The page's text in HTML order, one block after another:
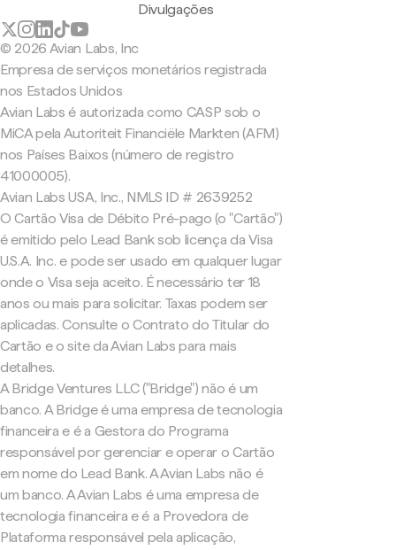
Divulgações
© 2026 Avian Labs, Inc
Empresa de serviços monetários registrada
nos Estados Unidos
Avian Labs é autorizada como CASP sob o
MiCA pela Autoriteit Financiële Markten (AFM)
nos Países Baixos (número de registro
41000005).
Avian Labs USA, Inc., NMLS ID # 2639252
O Cartão Visa de Débito Pré-pago (o "Cartão")
é emitido pelo Lead Bank sob licença da Visa
U.S.A. Inc. e pode ser usado em qualquer lugar
onde o Visa seja aceito. É necessário ter 18
anos ou mais para solicitar. Taxas podem ser
aplicadas. Consulte o Contrato do Titular do
Cartão e o site da Avian Labs para mais
detalhes.
A Bridge Ventures LLC ("Bridge") não é um
banco. A Bridge é uma empresa de tecnologia
financeira e é a Gestora do Programa
responsável por gerenciar e operar o Cartão
em nome do Lead Bank. A Avian Labs não é
um banco. A Avian Labs é uma empresa de
tecnologia financeira e é a Provedora de
Plataforma responsável pela aplicação,